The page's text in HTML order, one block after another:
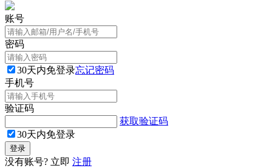
账号
密码
30天内免登录忘记密码
手机号
验证码
获取验证码
30天内免登录
没有账号? 立即 注册